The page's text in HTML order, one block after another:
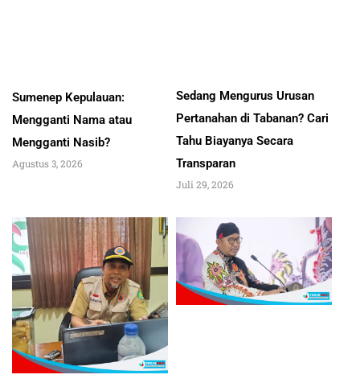
Sumenep Kepulauan:
Mengganti Nama atau
Mengganti Nasib?
Agustus 3, 2026
Sedang Mengurus Urusan
Pertanahan di Tabanan? Cari
Tahu Biayanya Secara
Transparan
Juli 29, 2026